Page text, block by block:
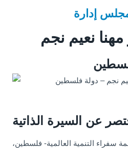
إدارة
نعيم نجم
عن السيرة الذاتية
سفراء التنمية العالمية- فلسطين،